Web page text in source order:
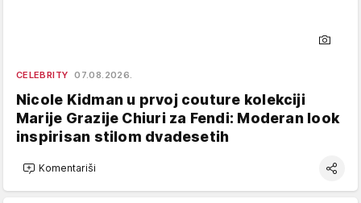
CELEBRITY 07.08.2026.
Nicole Kidman u prvoj couture kolekciji
Marije Grazije Chiuri za Fendi: Moderan look
inspirisan stilom dvadesetih
Komentariši